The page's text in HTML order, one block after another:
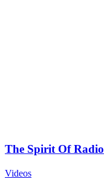
The Spirit Of Radio
Videos